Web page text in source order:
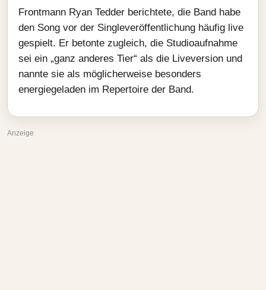
Frontmann Ryan Tedder berichtete, die Band habe
den Song vor der Singleveröffentlichung häufig live
gespielt. Er betonte zugleich, die Studioaufnahme
sei ein „ganz anderes Tier“ als die Liveversion und
nannte sie als möglicherweise besonders
energiegeladen im Repertoire der Band.
Anzeige